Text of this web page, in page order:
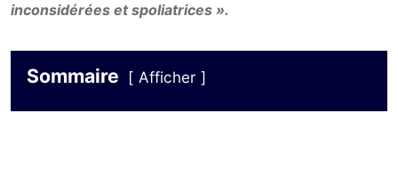
inconsidérées et spoliatrices ».
Sommaire Afficher